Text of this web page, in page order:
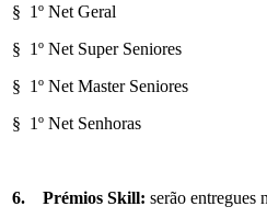
§ 1º Net Geral
§ 1º Net Super Seniores
§ 1º Net Master Seniores
§ 1º Net Senhoras
6. Prémios Skill: serão entregues